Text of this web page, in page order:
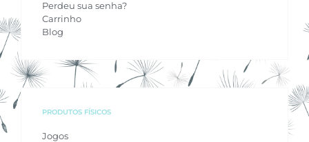
Perdeu sua senha?
Carrinho
Blog
PRODUTOS FÍSICOS
Jogos